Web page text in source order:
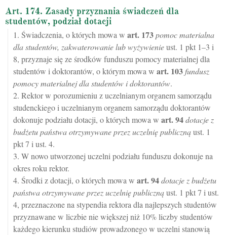
Art. 174. Zasady przyznania świadczeń dla
studentów, podział dotacji
1. Świadczenia, o których mowa w art. 173pomoc materialna
dla studentów, zakwaterowanie lub wyżywienieust. 1 pkt 1–3 i
8, przyznaje się ze środków funduszu pomocy materialnej dla
studentów i doktorantów, o którym mowa w art. 103fundusz
pomocy materialnej dla studentów i doktorantów.
2. Rektor w porozumieniu z uczelnianym organem samorządu
studenckiego i uczelnianym organem samorządu doktorantów
dokonuje podziału dotacji, o których mowa w art.94dotacje z
budżetu państwa otrzymywane przez uczelnię publicznąust. 1
pkt 7 i ust. 4.
3. W nowo utworzonej uczelni podziału funduszu dokonuje na
okres roku rektor.
4. Środki z dotacji, o których mowa w art.94dotacje z budżetu
państwa otrzymywane przez uczelnię publicznąust. 1 pkt 7 i ust.
4, przeznaczone na stypendia rektora dla najlepszych studentów
przyznawane w liczbie nie większej niż 10% liczby studentów
każdego kierunku studiów prowadzonego w uczelni stanowią